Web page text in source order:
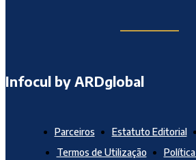
Infocul by ARDglobal
Parceiros Estatuto Editorial
Termos de Utilização